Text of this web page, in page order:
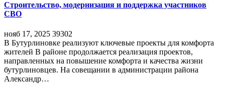
Строительство, модернизация и поддержка участников
СВО
нояб 17, 2025 39302
В Бутурлиновке реализуют ключевые проекты для комфорта
жителей В районе продолжается реализация проектов,
направленных на повышение комфорта и качества жизни
бутурлиновцев. На совещании в администрации района
Александр…